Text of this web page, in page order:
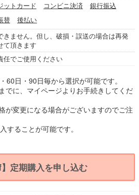
ットカード コンビニ決済
銀行振込
替
後払い
きません。但し、破損・誤送の場合は再発
て頂きます
任でご使用ください
60日・90日毎から選択が可能です。
でに、マイページよりお手続きしてくだ
が変更になる場合がございますのでご注
することが可能です。
】定期購入を申し込む